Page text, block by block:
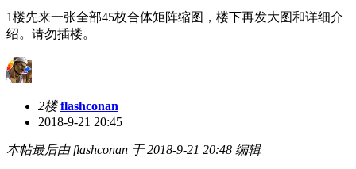
1楼先来一张全部45枚合体矩阵缩图，楼下再发大图和详细介
绍。请勿插楼。
2楼 flashconan
2018-9-21 20:45
本帖最后由 flashconan 于 2018-9-21 20:48 编辑